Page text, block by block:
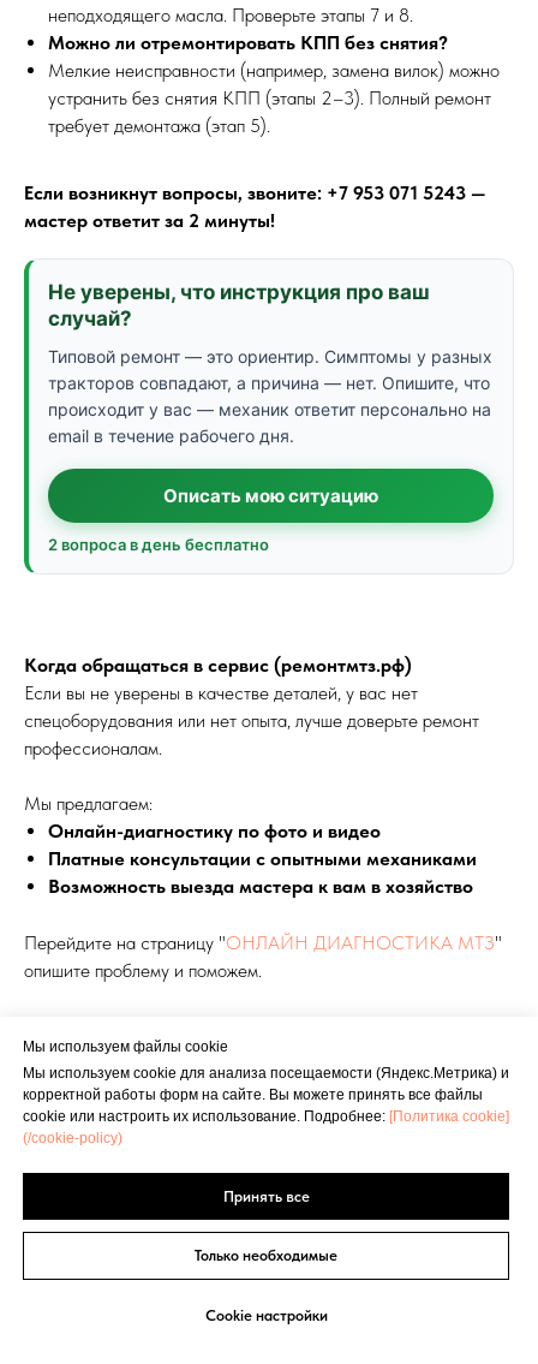
Мы используем файлы cookie
Мы используем cookie для анализа посещаемости (Яндекс.Метрика) и
корректной работы форм на сайте. Вы можете принять все файлы
cookie или настроить их использование. Подробнее: [Политика cookie]
(/cookie-policy)
Принять все
Только необходимые
Cookie настройки
неподходящего масла. Проверьте этапы 7 и 8.
Можно ли отремонтировать КПП без снятия?
Мелкие неисправности (например, замена вилок) можно
устранить без снятия КПП (этапы 2–3). Полный ремонт
требует демонтажа (этап 5).
Если возникнут вопросы, звоните: +7 953 071 5243 —
мастер ответит за 2 минуты!
Не уверены, что инструкция про ваш
случай?
Типовой ремонт — это ориентир. Симптомы у разных
тракторов совпадают, а причина — нет. Опишите, что
происходит у вас — механик ответит персонально на
email в течение рабочего дня.
Описать мою ситуацию
2 вопроса в день бесплатно
Когда обращаться в сервис (ремонтмтз.рф)
Если вы не уверены в качестве деталей, у вас нет
спецоборудования или нет опыта, лучше доверьте ремонт
профессионалам.
Мы предлагаем:
Онлайн-диагностику по фото и видео
Платные консультации с опытными механиками
Возможность выезда мастера к вам в хозяйство
Перейдите на страницу "ОНЛАЙН ДИАГНОСТИКА МТЗ"
опишите проблему и поможем.
500 000 руб. из-за скрытых поломок МТЗ — 100 симптомов,
которые ты не замечаешь"
Искать